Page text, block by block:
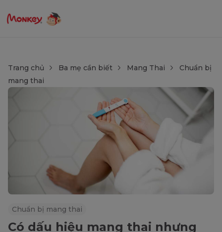
Trang chủ Ba mẹ cần biết Mang Thai
Chuẩn bị
mang thai
Chuẩn bị mang thai
Có dấu hiệu mang thai nhưng